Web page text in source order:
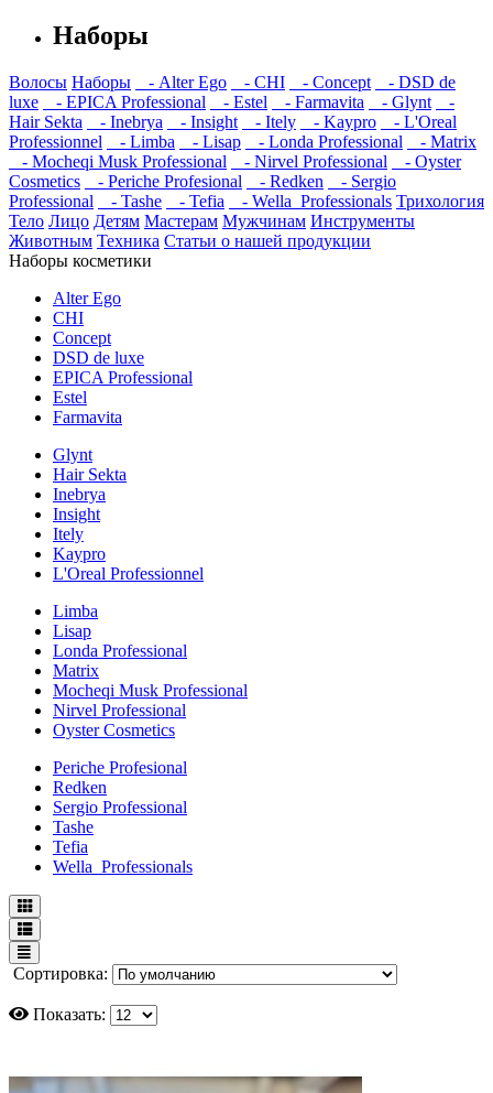
Наборы
Волосы Наборы - Alter Ego - CHI - Concept
- DSD de
luxe
- EPICA Professional - Estel - Farmavita - Glynt
-
Hair Sekta
- Inebrya - Insight - Itely - Kaypro
- L'Oreal
Professionnel
- Limba - Lisap - Londa Professional
- Matrix
- Mocheqi Musk Professional
- Nirvel Professional
- Oyster
Cosmetics
- Periche Profesional - Redken
- Sergio
Professional
- Tashe - Tefia - Wella_Professionals Трихология
Тело Лицо Детям Мастерам Мужчинам Инструменты
Животным Техника Статьи о нашей продукции
Наборы косметики
Alter Ego
CHI
Concept
DSD de luxe
EPICA Professional
Estel
Farmavita
Glynt
Hair Sekta
Inebrya
Insight
Itely
Kaypro
L'Oreal Professionnel
Limba
Lisap
Londa Professional
Matrix
Mocheqi Musk Professional
Nirvel Professional
Oyster Cosmetics
Periche Profesional
Redken
Sergio Professional
Tashe
Tefia
Wella_Professionals
Сортировка:
Показать: